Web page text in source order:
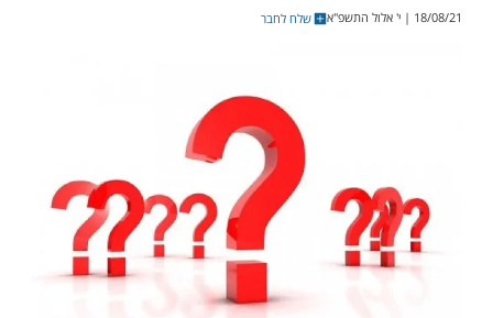
על כל אדם להישאר מי שהוא ולא לנסות להיות